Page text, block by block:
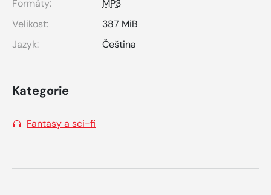
Formáty:
MP3
Velikost:
387 MiB
Jazyk:
Čeština
Kategorie
Fantasy a sci-fi